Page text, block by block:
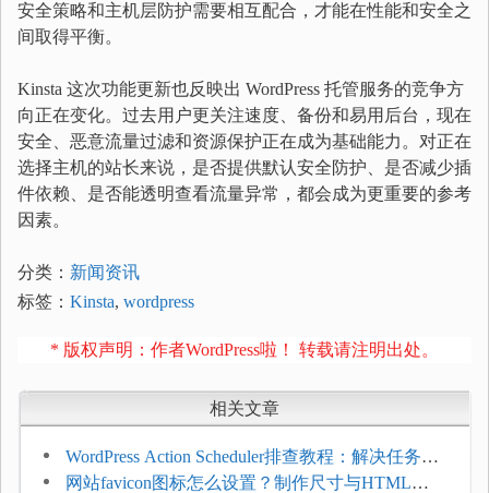
安全策略和主机层防护需要相互配合，才能在性能和安全之
间取得平衡。
Kinsta 这次功能更新也反映出 WordPress 托管服务的竞争方
向正在变化。过去用户更关注速度、备份和易用后台，现在
安全、恶意流量过滤和资源保护正在成为基础能力。对正在
选择主机的站长来说，是否提供默认安全防护、是否减少插
件依赖、是否能透明查看流量异常，都会成为更重要的参考
因素。
分类： 新闻资讯
标签： Kinsta, wordpress
* 版权声明：作者WordPress啦！ 转载请注明出处。
相关文章
WordPress Action Scheduler排查教程：解决任务积
压和订单延迟
网站favicon图标怎么设置？制作尺寸与HTML添